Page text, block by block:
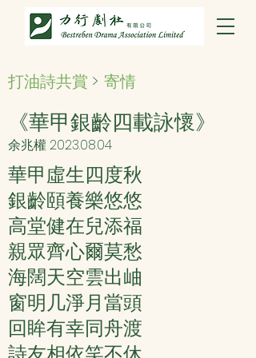
打油詩共賞 > 寄情
《華甲銀齡四載詠懷》
余兆權2023.08.04
華甲虛生四度秋
銀齡頤養樂悠悠
高堂健在兒添福
親眾齊心爾莫愁
海闊天空雲出岫
窗明几淨月當頭
回眸有幸同舟渡